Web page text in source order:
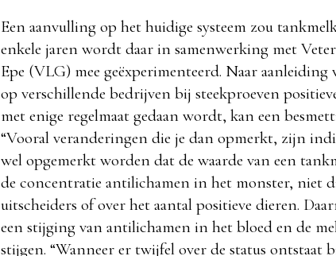
Een aanvulling op het huidige systeem zou
enkele jaren wordt daar in samenwerking met
Epe (VLG) mee geëxperimenteerd. Naar
op verschillende bedrijven bij steekproeven
met enige regelmaat gedaan wordt, kan een
“Vooral veranderingen die je dan opmerkt, zijn
wel opgemerkt worden dat de waarde van een
de concentratie antilichamen in het monster, niet
uitscheiders of over het aantal positieve dieren.
een stijging van antilichamen in het bloed en de
stijgen. “Wanneer er twijfel over de status ontstaat